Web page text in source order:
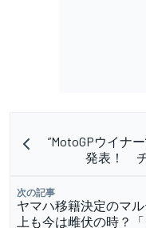
”MotoGPウイナ
発表！ チ
次の記事
ヤマハ移籍決定のマ
上も今は雌伏の時？